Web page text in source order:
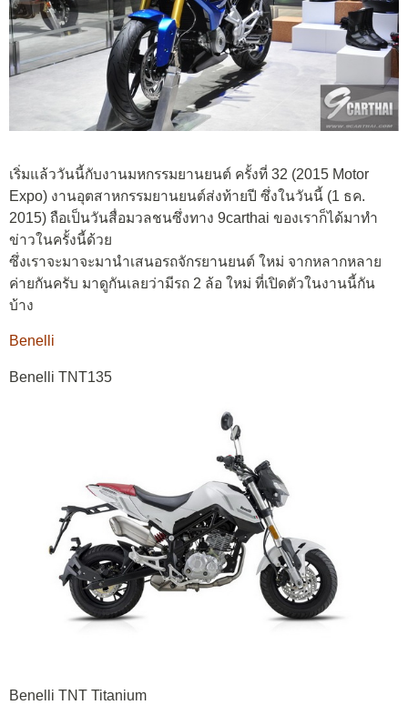
เริ่มแล้ววันนี้กับงานมหกรรมยานยนต์ ครั้งที่ 32 (2015 Motor
Expo) งานอุตสาหกรรมยานยนต์ส่งท้ายปี ซึ่งในวันนี้ (1 ธค.
2015) ถือเป็นวันสื่อมวลชนซึ่งทาง 9carthai ของเราก็ได้มาทำ
ข่าวในครั้งนี้ด้วย
ซึ่งเราจะมาจะมานำเสนอรถจักรยานยนต์ ใหม่ จากหลากหลาย
ค่ายกันครับ มาดูกันเลยว่ามีรถ 2 ล้อ ใหม่ ที่เปิดตัวในงานนี้กัน
บ้าง
Benelli
Benelli TNT135
Benelli TNT Titanium